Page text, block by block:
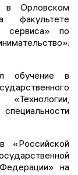
Орловском
факультете
сервиса» по
обучение в
на